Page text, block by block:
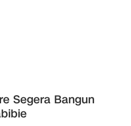
Segera Bangun